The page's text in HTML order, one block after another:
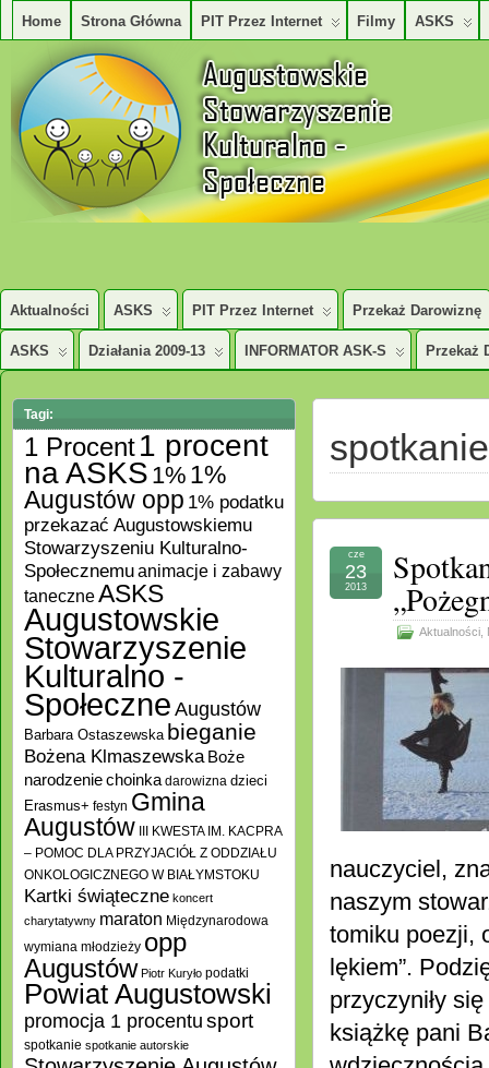
Home Strona Główna PIT Przez Internet Filmy ASKS
AUGUSTOWSKIE STOWARZYSZENE KULTURALNO – SPOŁECZNE
Aktualności ASKS PIT Przez Internet Przekaż Darowiznę
ASKS Działania 2009-13 INFORMATOR ASK-S Przekaż
Aktualności
cze
23
2013
nauczyciel,
naszym
tomiku poezji,
lękiem”.
przyczyniły
książkę pani
Tagi:
1 Procent1 procent
na ASKS 1% 1%
Augustów opp 1% podatku
przekazać Augustowskiemu
Stowarzyszeniu Kulturalno-
Społecznemuanimacje i zabawy
taneczneASKS
Augustowskie
Stowarzyszenie
Kulturalno -
Społeczne Augustów
Barbara Ostaszewska bieganie
Bożena Klmaszewska Boże
narodzeniechoinka darowizna dzieci
Erasmus+ festyn Gmina
Augustów III KWESTA IM. KACPRA
– POMOC DLA PRZYJACIÓŁ Z ODDZIAŁU
ONKOLOGICZNEGO W BIAŁYMSTOKU
Kartki świąteczne koncert
charytatywny maraton Międzynarodowa
wymiana młodzieży opp
Augustów Piotr Kuryło podatki
Powiat Augustowski
promocja 1 procentusport
spotkanie spotkanie autorskie